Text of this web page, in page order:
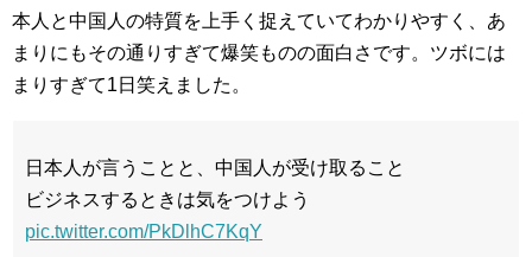
本人と中国人の特質を上手く捉えていてわかりやすく、あ
まりにもその通りすぎて爆笑ものの面白さです。ツボには
まりすぎて1日笑えました。
日本人が言うことと、中国人が受け取ること
ビジネスするときは気をつけよう
pic.twitter.com/PkDlhC7KqY